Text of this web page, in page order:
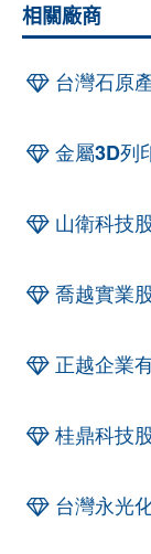
相關廠商
台灣石原
金屬3D列
山衛科技
喬越實業
正越企業
桂鼎科技
台灣永光